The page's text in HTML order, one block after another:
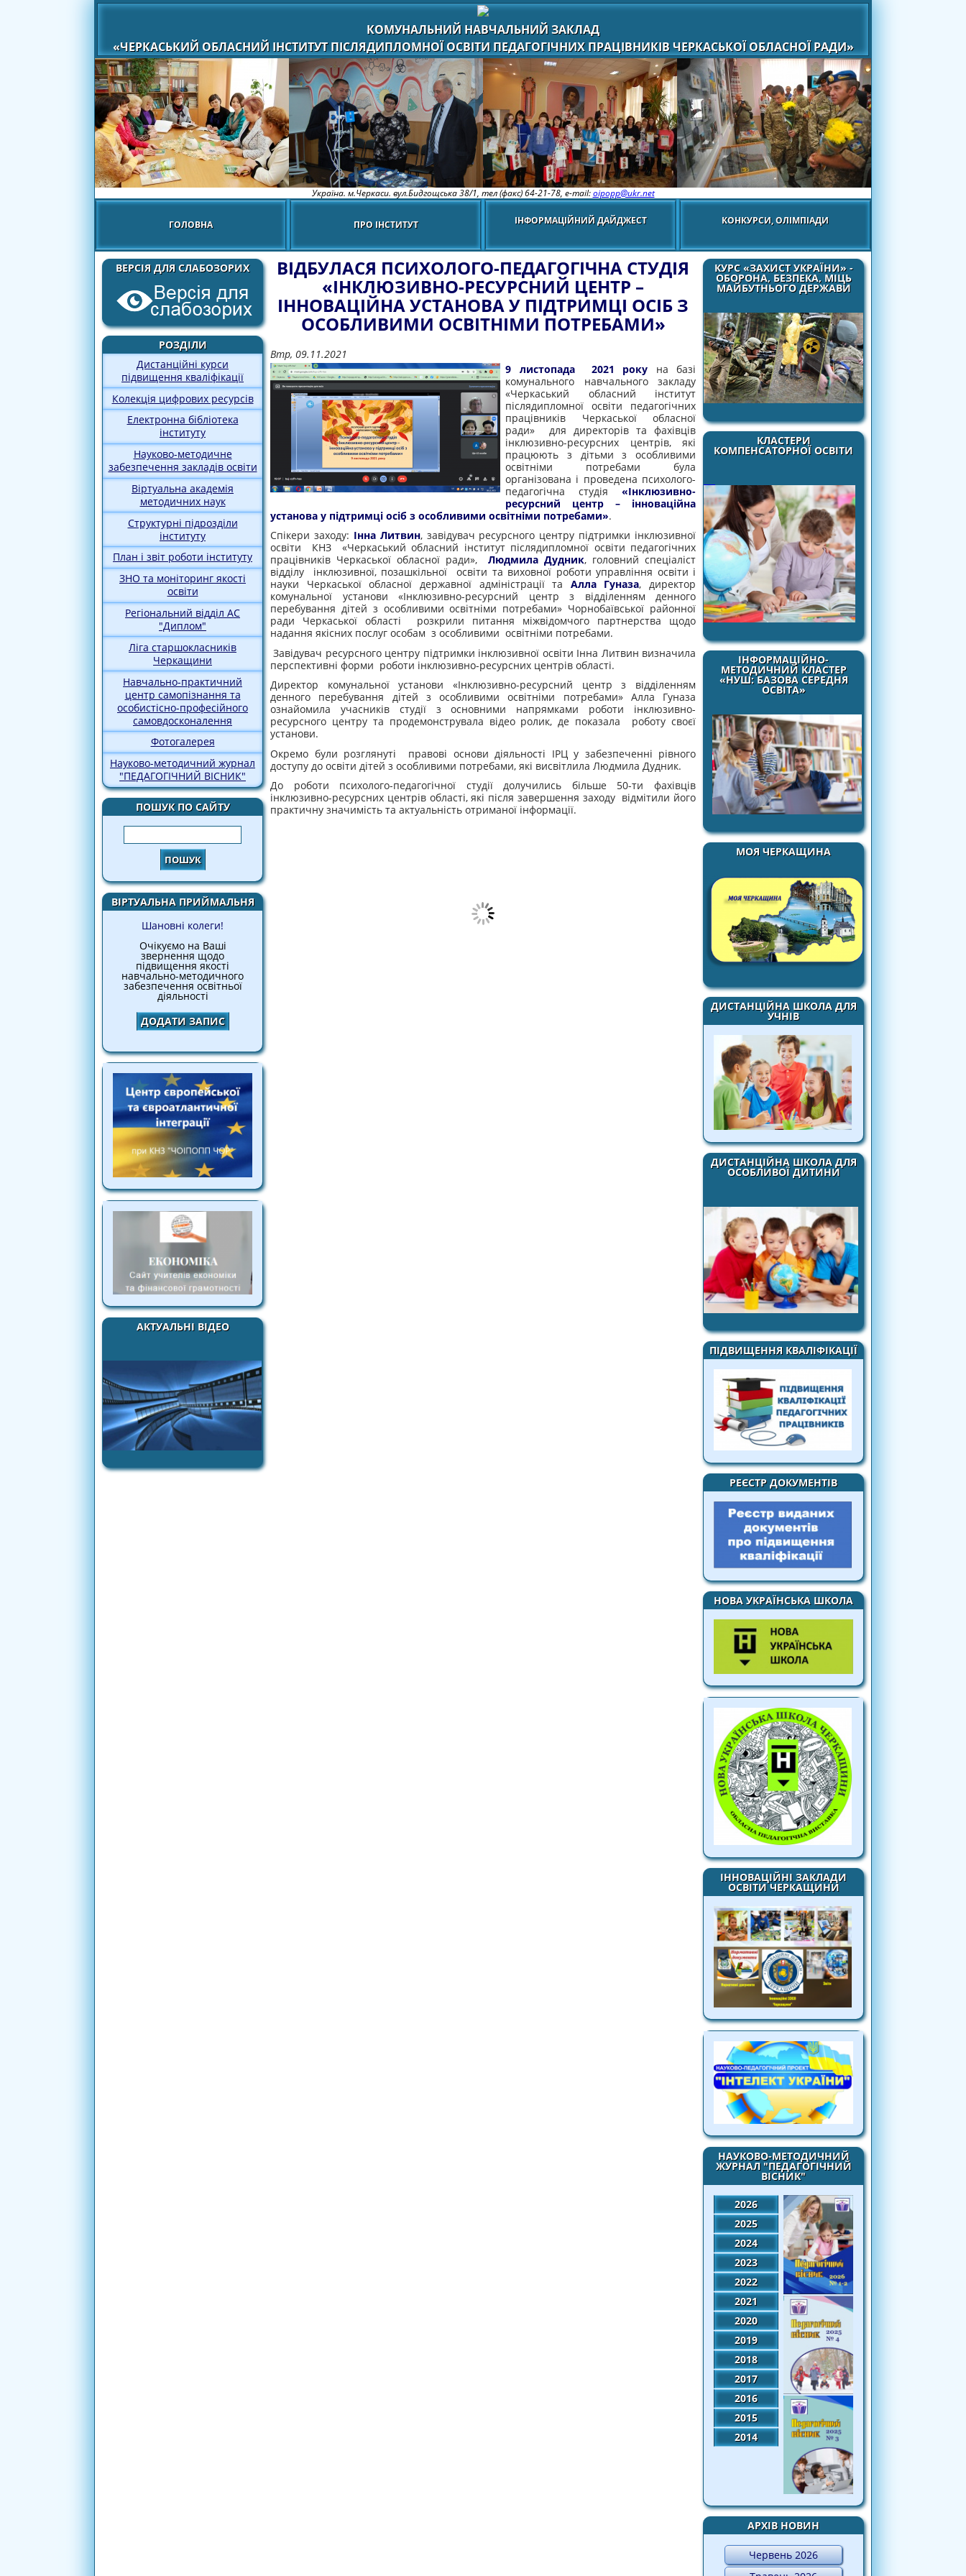
КОМУНАЛЬНИЙ НАВЧАЛЬНИЙ ЗАКЛАД
«ЧЕРКАСЬКИЙ ОБЛАСНИЙ ІНСТИТУТ ПІСЛЯДИПЛОМНОЇ ОСВІТИ ПЕДАГОГІЧНИХ ПРАЦІВНИКІВ ЧЕРКАСЬКОЇ ОБЛАСНОЇ РАДИ»
Україна. м.Черкаси. вул.Бидгощська 38/1, тел (факс) 64-21-78, e-mail:oipopp@ukr.net
ГОЛОВНА ПРО ІНСТИТУТ ІНФОРМАЦІЙНИЙ ДАЙДЖЕСТ КОНКУРСИ, ОЛІМПІАДИ
ВЕРСІЯ ДЛЯ СЛАБОЗОРИХ
РОЗДІЛИ
Дистанційні курси
підвищення кваліфікації
Колекція цифрових ресурсів
Електронна бібліотека
інституту
Науково-методичне
забезпечення закладів освіти
Віртуальна академія
методичних наук
Структурні підрозділи
інституту
План і звіт роботи інституту
ЗНО та моніторинг якості
освіти
Регіональний відділ АС
"Диплом"
Ліга старшокласників
Черкащини
Навчально-практичний
центр самопізнання та
особистісно-професійного
самовдосконалення
Фотогалерея
Науково-методичний журнал
"ПЕДАГОГІЧНИЙ ВІСНИК"
ПОШУК ПО САЙТУ
Пошук
ВІРТУАЛЬНА ПРИЙМАЛЬНЯ
Шановні колеги!
Очікуємо на Ваші
звернення щодо
підвищення якості
навчально-методичного
забезпечення освітньої
діяльності
ДОДАТИ ЗАПИС
АКТУАЛЬНІ ВІДЕО
КУРС «ЗАХИСТ УКРАЇНИ» -
ОБОРОНА, БЕЗПЕКА, МІЦЬ
МАЙБУТНЬОГО ДЕРЖАВИ
КЛАСТЕРИ
КОМПЕНСАТОРНОЇ ОСВІТИ
ІНФОРМАЦІЙНО-
МЕТОДИЧНИЙ КЛАСТЕР
«НУШ: БАЗОВА СЕРЕДНЯ
ОСВІТА»
МОЯ ЧЕРКАЩИНА
ДИСТАНЦІЙНА ШКОЛА ДЛЯ
УЧНІВ
ДИСТАНЦІЙНА ШКОЛА ДЛЯ
ОСОБЛИВОЇ ДИТИНИ
ПІДВИЩЕННЯ КВАЛІФІКАЦІЇ
РЕЄСТР ДОКУМЕНТІВ
НОВА УКРАЇНСЬКА ШКОЛА
ІННОВАЦІЙНІ ЗАКЛАДИ
ОСВІТИ ЧЕРКАЩИНИ
НАУКОВО-МЕТОДИЧНИЙ
ЖУРНАЛ "ПЕДАГОГІЧНИЙ
ВІСНИК"
2026
2025
2024
2023
2022
2021
2020
2019
2018
2017
2016
2015
2014
АРХІВ НОВИН
Червень 2026
ВІДБУЛАСЯ ПСИХОЛОГО-ПЕДАГОГІЧНА СТУДІЯ
«ІНКЛЮЗИВНО-РЕСУРСНИЙ ЦЕНТР –
ІННОВАЦІЙНА УСТАНОВА У ПІДТРИМЦІ ОСІБ З
ОСОБЛИВИМИ ОСВІТНІМИ ПОТРЕБАМИ»
Втр, 09.11.2021
9 листопада 2021 року на базі
комунального навчального закладу
«Черкаський обласний інститут
післядипломної освіти педагогічних
працівників Черкаської обласної
ради» для директорів та фахівців
інклюзивно-ресурсних центрів, які
працюють з дітьми з особливими
освітніми потребами була
організована і проведена психолого-
педагогічна студія «Інклюзивно-
ресурсний центр – інноваційна
установа у підтримці осіб з особливими освітніми потребами».
Спікери заходу: Інна Литвин, завідувач ресурсного центру підтримки інклюзивної
освіти КНЗ «Черкаський обласний інститут післядипломної освіти педагогічних
працівників Черкаської обласної ради»,Людмила Дудник, головний спеціаліст
відділу інклюзивної, позашкільної освіти та виховної роботи управління освіти і
науки Черкаської обласної державної адміністрації та Алла Гуназа, директор
комунальної установи «Інклюзивно-ресурсний центр з відділенням денного
перебування дітей з особливими освітніми потребами» Чорнобаївської районної
ради Черкаської області розкрили питання міжвідомчого партнерства щодо
надання якісних послуг особам з особливими освітніми потребами.
Завідувач ресурсного центру підтримки інклюзивної освіти Інна Литвин визначила
перспективні форми роботи інклюзивно-ресурсних центрів області.
Директор комунальної установи «Інклюзивно-ресурсний центр з відділенням
денного перебування дітей з особливими освітніми потребами» Алла Гуназа
ознайомила учасників студії з основними напрямками роботи інклюзивно-
ресурсного центру та продемонструвала відео ролик, де показала роботу своєї
установи.
Окремо були розглянуті правові основи діяльності ІРЦ у забезпеченні рівного
доступу до освіти дітей з особливими потребами, які висвітлила Людмила Дудник.
До роботи психолого-педагогічної студії долучились більше 50-ти фахівців
інклюзивно-ресурсних центрів області, які після завершення заходу відмітили його
практичну значимість та актуальність отриманої інформації.